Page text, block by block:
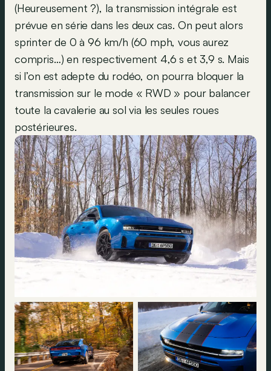
(Heureusement ?), la transmission intégrale est
prévue en série dans les deux cas. On peut alors
sprinter de 0 à 96 km/h (60 mph, vous aurez
compris…) en respectivement 4,6 s et 3,9 s. Mais
si l’on est adepte du rodéo, on pourra bloquer la
transmission sur le mode « RWD » pour balancer
toute la cavalerie au sol via les seules roues
postérieures.